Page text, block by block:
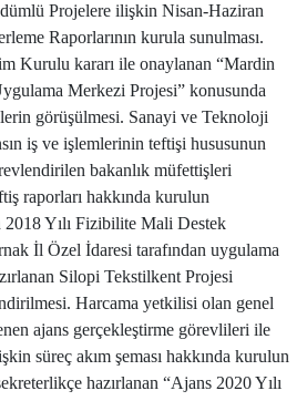
Projelere ilişkin Nisan-Haziran
Raporlarının kurula sunulması.
Kurulu kararı ile onaylanan “Mardin
Merkezi Projesi” konusunda
görüşülmesi. Sanayi ve Teknoloji
iş ve işlemlerinin teftişi hususunun
bakanlık müfettişleri
raporları hakkında kurulun
Yılı Fizibilite Mali Destek
İl Özel İdaresi tarafından uygulama
Silopi Tekstilkent Projesi
Harcama yetkilisi olan genel
ajans gerçekleştirme görevlileri ile
süreç akım şeması hakkında kurulun
hazırlanan “Ajans 2020 Yılı